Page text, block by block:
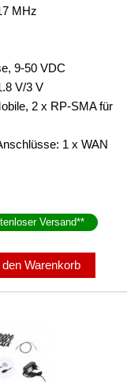
MHz
9-50 VDC
V/3 V
2 x RP-SMA für
1 x WAN
Versand**
den Warenkorb